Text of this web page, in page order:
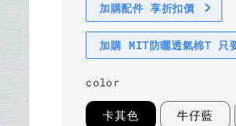
加購配件 享折扣價
加購 MIT防曬透氣棉T 只
color
卡其色 牛仔藍